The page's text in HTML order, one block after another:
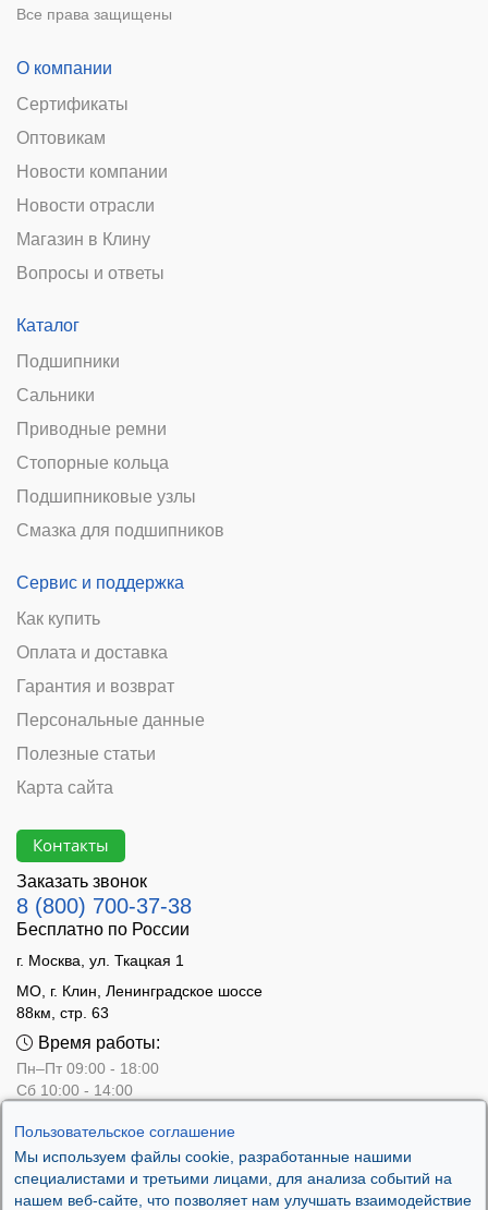
Пользовательское соглашение
Мы используем файлы cookie, разработанные нашими
специалистами и третьими лицами, для анализа событий на
нашем веб-сайте, что позволяет нам улучшать взаимодействие
Все права защищены
О компании
Сертификаты
Оптовикам
Новости компании
Новости отрасли
Магазин в Клину
Вопросы и ответы
Каталог
Подшипники
Сальники
Приводные ремни
Стопорные кольца
Подшипниковые узлы
Смазка для подшипников
Сервис и поддержка
Как купить
Оплата и доставка
Гарантия и возврат
Персональные данные
Полезные статьи
Карта сайта
Контакты
Заказать звонок
8 (800) 700-37-38
Бесплатно по России
г. Москва, ул. Ткацкая 1
МО, г. Клин, Ленинградское шоссе
88км, стр. 63
Время работы:
Пн–Пт 09:00 - 18:00
Сб 10:00 - 14:00